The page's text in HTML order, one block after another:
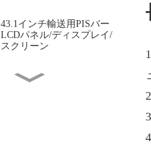
43.1インチ輸送用PISバー
LCDパネル/ディスプレイ/
スクリーン